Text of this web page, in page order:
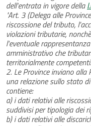
dell'entrata in vigore della
"Art. 3 (Delega alle
riscossione del tributo,
violazioni tributarie,
l'eventuale
amministrativo che
territorialmente competenti.
2. Le Province inviano
una relazione sullo stato
contiene:
a) i dati relativi alle
suddivisi per tipologia dei
b) i dati relativi alle